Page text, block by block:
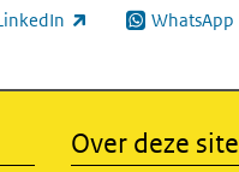
link) WhatsApp
(externe link)
Over deze site